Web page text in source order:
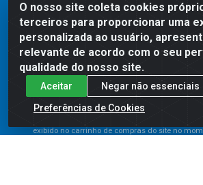
O nosso site coleta cookies
terceiros para proporcionar uma
personalizada ao usuário,
relevante de acordo com o seu
qualidade do nosso site.
Aceitar
Negar não essenciais
Preferências de Cookies
Preços, promoções, condições de pagamento
para compras realizadas exclusivamente
exibido no carrinho de compras do site no